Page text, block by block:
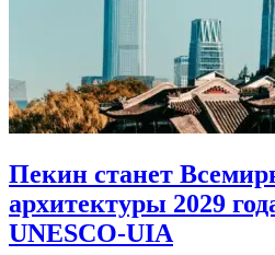
Пекин станет
архитектуры 2029
UNESCO-UIA